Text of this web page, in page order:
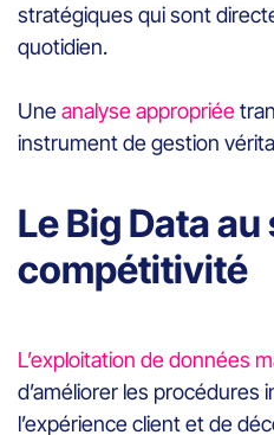
stratégiques qui sont
quotidien.
Uneanalyse appropriée
instrument de gestion
Le Big Data
compétitivité
L’exploitation de données
d’améliorer les procédures
l’expérience client et de